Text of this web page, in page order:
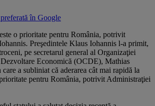
în Google
o prioritate pentru România, potrivit
Preşedintele Klaus Iohannis l-a primit,
pe secretarul general al Organizaţiei
Economică (OCDE), Mathias
a subliniat că aderarea cât mai rapidă la
pentru România, potrivit Administraţiei